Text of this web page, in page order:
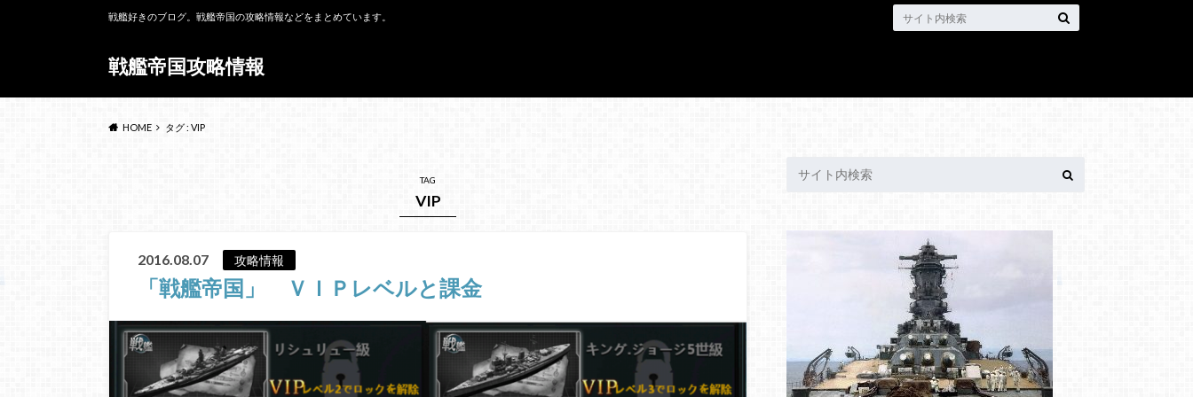
戦艦帝国攻略情報
戦艦好きのブログ。戦艦帝国の攻略情報などをまとめています。
HOME タグ : VIP
TAG
VIP
2016.08.07 攻略情報
「戦艦帝国」 ＶＩＰレベルと課金